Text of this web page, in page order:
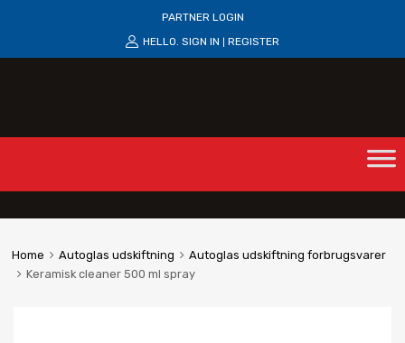
PARTNER LOGIN
HELLO. SIGN IN REGISTER
Home Autoglas udskiftning
Autoglas udskiftning forbrugsvarer
Keramisk cleaner 500 ml spray